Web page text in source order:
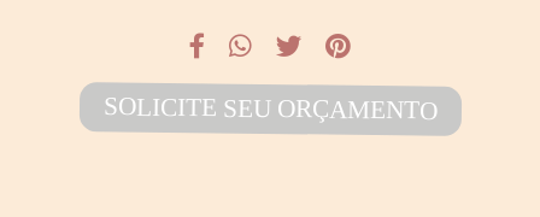
SOLICITE SEU ORÇAMENTO